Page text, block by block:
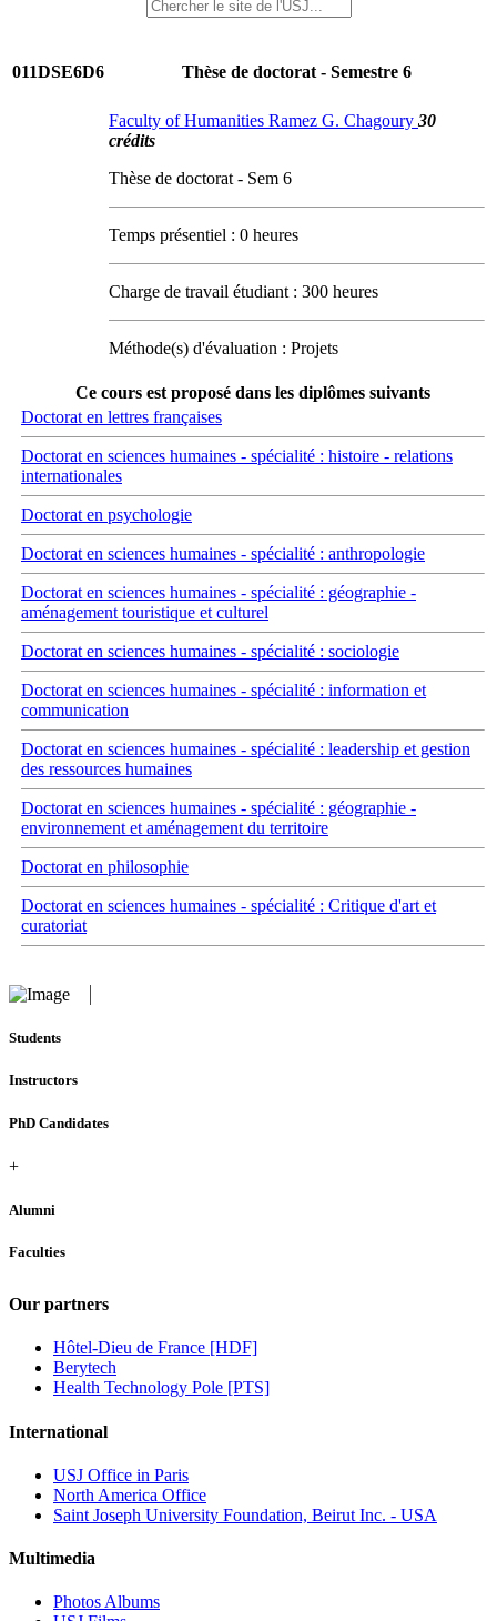
011DSE6D6 Thèse de doctorat - Semestre 6
Faculty of Humanities Ramez G. Chagoury 30
crédits
Thèse de doctorat - Sem 6
Temps présentiel : 0 heures
Charge de travail étudiant : 300 heures
Méthode(s) d'évaluation : Projets
Ce cours est proposé dans les diplômes suivants
Doctorat en lettres françaises
Doctorat en sciences humaines - spécialité : histoire - relations
internationales
Doctorat en psychologie
Doctorat en sciences humaines - spécialité : anthropologie
Doctorat en sciences humaines - spécialité : géographie -
aménagement touristique et culturel
Doctorat en sciences humaines - spécialité : sociologie
Doctorat en sciences humaines - spécialité : information et
communication
Doctorat en sciences humaines - spécialité : leadership et gestion
des ressources humaines
Doctorat en sciences humaines - spécialité : géographie -
environnement et aménagement du territoire
Doctorat en philosophie
Doctorat en sciences humaines - spécialité : Critique d'art et
curatoriat
Students
Instructors
PhD Candidates
+
Alumni
Faculties
Our partners
Hôtel-Dieu de France [HDF]
Berytech
Health Technology Pole [PTS]
International
USJ Office in Paris
North America Office
Saint Joseph University Foundation, Beirut Inc. - USA
Multimedia
Photos Albums